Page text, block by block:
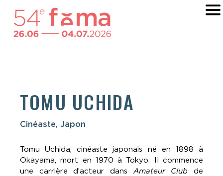
TOMU UCHIDA
Cinéaste, Japon
Tomu Uchida, cinéaste japonais né en 1898 à
Okayama, mort en 1970 à Tokyo. Il commence
une carrière d’acteur dansAmateur Clubde